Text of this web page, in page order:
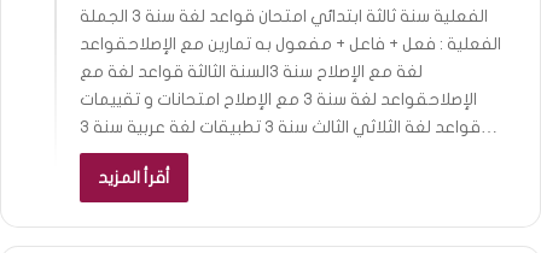
الفعلية سنة ثالثة ابتدائي امتحان قواعد لغة سنة 3 الجملة
الفعلية : فعل + فاعل + مفعول به تمارين مع الإصلاحقواعد
لغة مع الإصلاح سنة 3السنة الثالثة قواعد لغة مع
الإصلاحقواعد لغة سنة 3 مع الإصلاح امتحانات و تقييمات
أقرأ المزيد